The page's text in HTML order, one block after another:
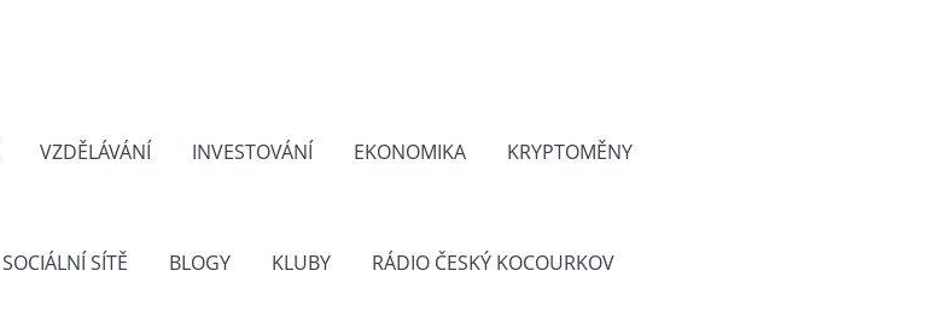
VZDĚLÁVÁNÍ INVESTOVÁNÍ EKONOMIKA KRYPTOMĚNY
SOCIÁLNÍ SÍTĚ BLOGY KLUBY RÁDIO ČESKÝ KOCOURKOV